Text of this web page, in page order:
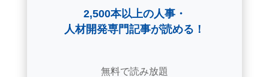
2,500本以上の人事・
人材開発専門記事が読める！
無料で読み放題